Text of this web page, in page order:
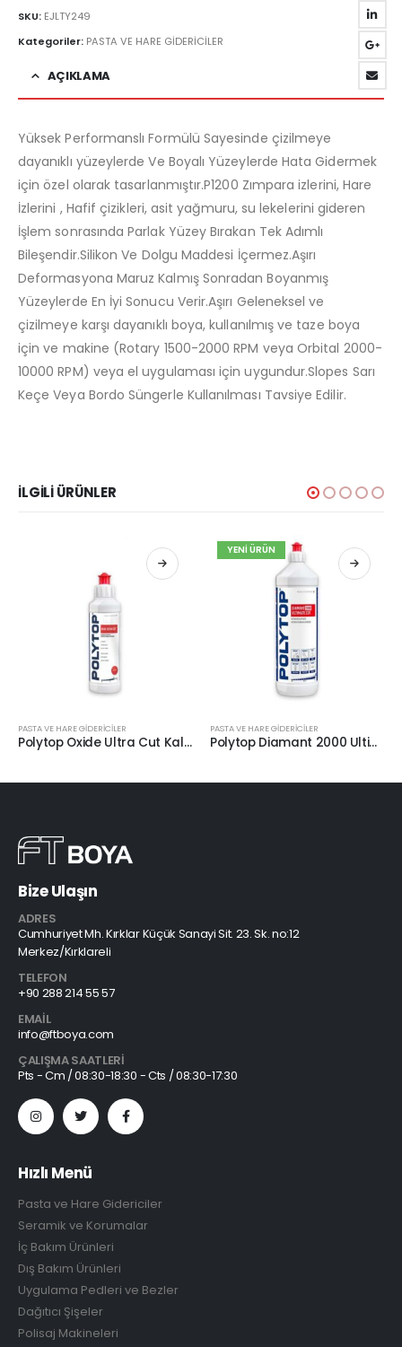
SKU: EJLTY249
Kategoriler: PASTA VE HARE GİDERİCİLER
AÇIKLAMA
Yüksek Performanslı Formülü Sayesinde çizilmeye
dayanıklı yüzeylerde Ve Boyalı Yüzeylerde Hata Gidermek
için özel olarak tasarlanmıştır.P1200 Zımpara izlerini, Hare
İzlerini , Hafif çizikleri, asit yağmuru, su lekelerini gideren
İşlem sonrasında Parlak Yüzey Bırakan Tek Adımlı
Bileşendir.Silikon Ve Dolgu Maddesi İçermez.Aşırı
Deformasyona Maruz Kalmış Sonradan Boyanmış
Yüzeylerde En İyi Sonucu Verir.Aşırı Geleneksel ve
çizilmeye karşı dayanıklı boya, kullanılmış ve taze boya
için ve makine (Rotary 1500-2000 RPM veya Orbital 2000-
10000 RPM) veya el uygulaması için uygundur.Slopes Sarı
Keçe Veya Bordo Süngerle Kullanılması Tavsiye Edilir.
İLGILI ÜRÜNLER
PASTA VE HARE GİDERİCİLER
Polytop Oxide Ultra Cut Kalın Pasta 250ml.
YENI ÜRÜN
PASTA VE HARE GİDERİCİLER
Polytop Diamant 2000 Ultimate Cut Agresif Kalın Pasta 1lt
Bize Ulaşın
ADRES
Cumhuriyet Mh. Kırklar Küçük Sanayi Sit. 23. Sk. no:12
Merkez/Kırklareli
TELEFON
+90 288 214 55 57
EMAIL
info@ftboya.com
ÇALIŞMA SAATLERI
Pts - Cm / 08:30-18:30 - Cts / 08:30-17:30
Hızlı Menü
Pasta ve Hare Gidericiler
Seramik ve Korumalar
İç Bakım Ürünleri
Dış Bakım Ürünleri
Uygulama Pedleri ve Bezler
Dağıtıcı Şişeler
Polisaj Makineleri